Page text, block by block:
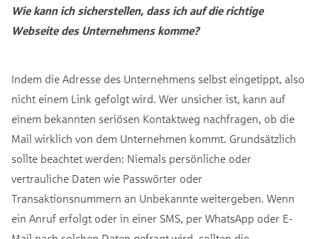
Wie kann ich sicherstellen, dass ich auf die richtige
Webseite des Unternehmens komme?
Indem die Adresse des Unternehmens selbst eingetippt, also
nicht einem Link gefolgt wird. Wer unsicher ist, kann auf
einem bekannten seriösen Kontaktweg nachfragen, ob die
Mail wirklich von dem Unternehmen kommt. Grundsätzlich
sollte beachtet werden: Niemals persönliche oder
vertrauliche Daten wie Passwörter oder
Transaktionsnummern an Unbekannte weitergeben. Wenn
ein Anruf erfolgt oder in einer SMS, per WhatsApp oder E-